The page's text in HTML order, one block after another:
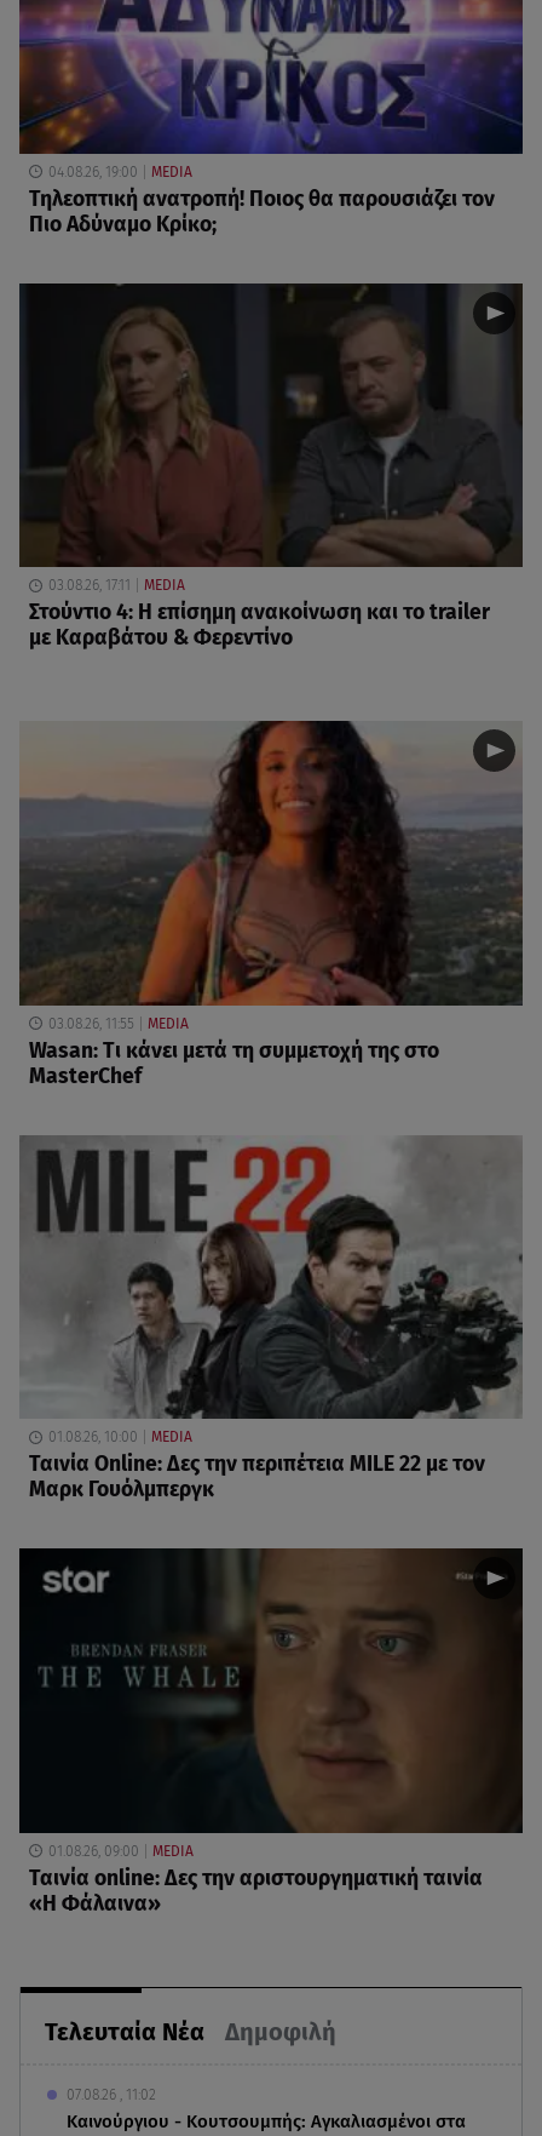
Τελευταία Νέα Δημοφιλή
07.08.26 , 11:02
Καινούργιου - Κουτσουμπής: Αγκαλιασμένοι στα
04.08.26, 19:00 MEDIA
Τηλεοπτική ανατροπή! Ποιος θα παρουσιάζει τον
Πιο Αδύναμο Κρίκο;
03.08.26, 17:11 MEDIA
Στούντιο 4: Η επίσημη ανακοίνωση και το trailer
με Καραβάτου & Φερεντίνο
03.08.26, 11:55 MEDIA
Wasan: Tι κάνει μετά τη συμμετοχή της στο
MasterChef
01.08.26, 10:00 MEDIA
Ταινία Online: Δες την περιπέτεια MILE 22 με τον
Μαρκ Γουόλμπεργκ
01.08.26, 09:00 MEDIA
Ταινία online: Δες την αριστουργηματική ταινία
«Η Φάλαινα»